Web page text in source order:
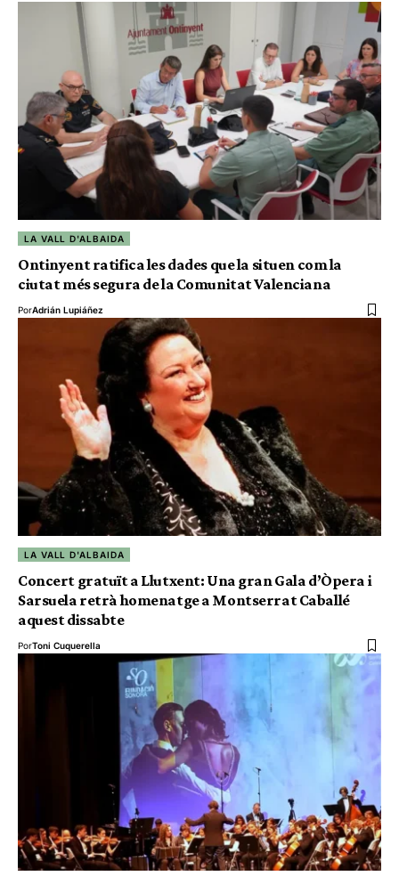
LA VALL D'ALBAIDA
Ontinyent ratifica les dades que la situen com la
ciutat més segura de la Comunitat Valenciana
PorAdrián Lupiáñez
LA VALL D'ALBAIDA
Concert gratuït a Llutxent: Una gran Gala d’Òpera i
Sarsuela retrà homenatge a Montserrat Caballé
aquest dissabte
PorToni Cuquerella